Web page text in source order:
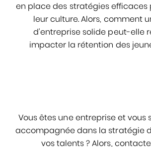
en place des stratégies efficaces
leur culture. Alors, comment
d’entreprise solide peut-elle
impacter la rétention des
Vous êtes une entreprise et vous
accompagnée dans la stratégie
vos talents ? Alors,